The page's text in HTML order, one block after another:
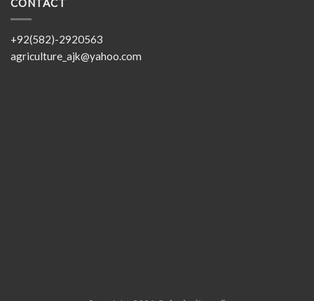
CONTACT
+92(582)-2920563
agriculture_ajk@yahoo.com